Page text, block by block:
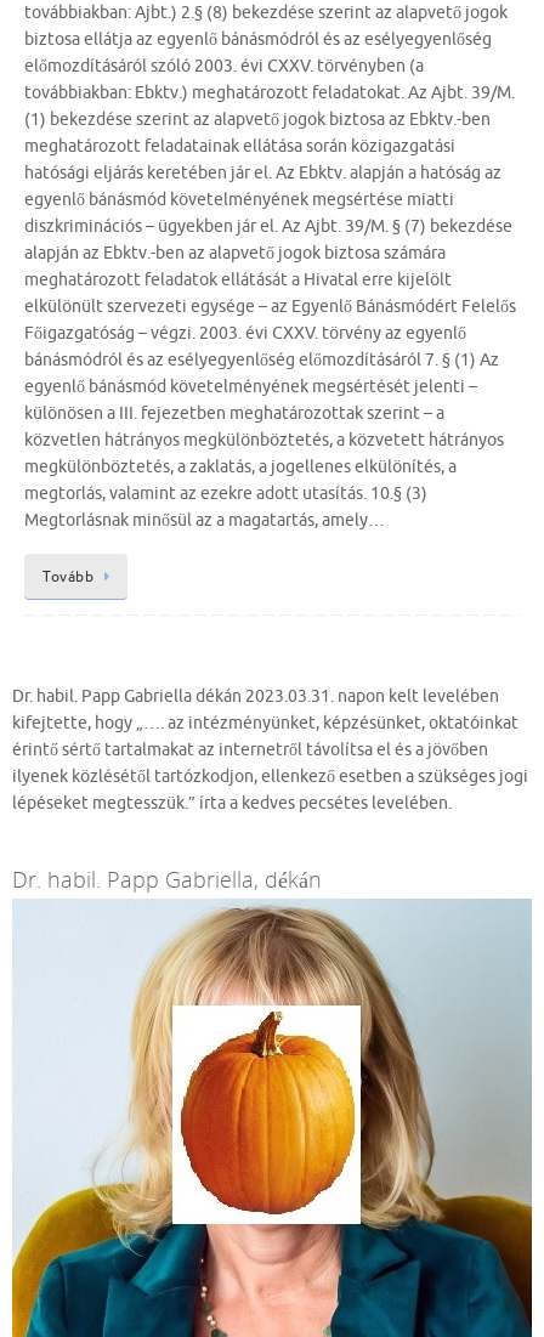
továbbiakban: Ajbt.) 2.§ (8) bekezdése szerint az alapvető jogok
biztosa ellátja az egyenlő bánásmódról és az esélyegyenlőség
előmozdításáról szóló 2003. évi CXXV. törvényben (a
továbbiakban: Ebktv.) meghatározott feladatokat. Az Ajbt. 39/M.
(1) bekezdése szerint az alapvető jogok biztosa az Ebktv.-ben
meghatározott feladatainak ellátása során közigazgatási
hatósági eljárás keretében jár el. Az Ebktv. alapján a hatóság az
egyenlő bánásmód követelményének megsértése miatti
diszkriminációs – ügyekben jár el. Az Ajbt. 39/M. § (7) bekezdése
alapján az Ebktv.-ben az alapvető jogok biztosa számára
meghatározott feladatok ellátását a Hivatal erre kijelölt
elkülönült szervezeti egysége – az Egyenlő Bánásmódért Felelős
Főigazgatóság – végzi. 2003. évi CXXV. törvény az egyenlő
bánásmódról és az esélyegyenlőség előmozdításáról 7. § (1) Az
egyenlő bánásmód követelményének megsértését jelenti –
különösen a III. fejezetben meghatározottak szerint – a
közvetlen hátrányos megkülönböztetés, a közvetett hátrányos
megkülönböztetés, a zaklatás, a jogellenes elkülönítés, a
megtorlás, valamint az ezekre adott utasítás. 10.§ (3)
Megtorlásnak minősül az a magatartás, amely…
Tovább
Dr. habil. Papp Gabriella dékán 2023.03.31. napon kelt levelében
kifejtette, hogy „…. az intézményünket, képzésünket, oktatóinkat
érintő sértő tartalmakat az internetről távolítsa el és a jövőben
ilyenek közlésétől tartózkodjon, ellenkező esetben a szükséges jogi
lépéseket megtesszük.” írta a kedves pecsétes levelében.
Dr. habil. Papp Gabriella, dékán